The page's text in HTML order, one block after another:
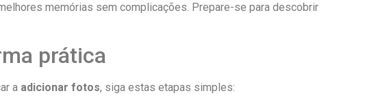
memórias sem complicações.​ Prepare-se para descobrir
prática
a adicionar fotos, siga estas etapas simples: ​